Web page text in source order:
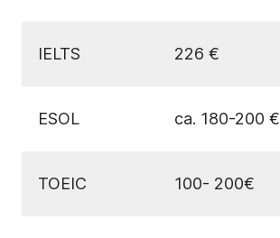
IELTS 226 €
ESOL ca. 180-200 €
TOEIC 100- 200€